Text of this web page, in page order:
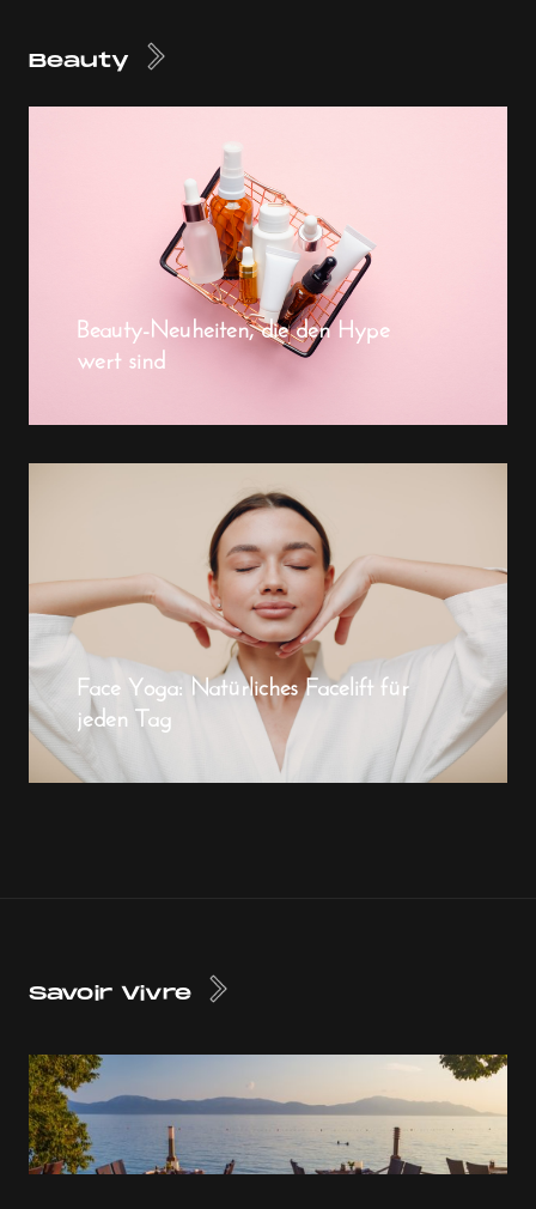
Beauty
Beauty-Neuheiten, die den Hype
wert sind
Face Yoga: Natürliches Facelift für
jeden Tag
Savoir Vivre